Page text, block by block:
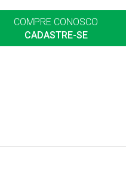
COMPRE CONOSCO
CADASTRE-SE